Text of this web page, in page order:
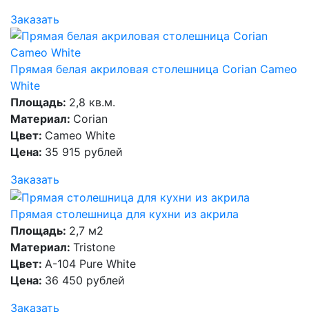
Заказать
Прямая белая акриловая столешница Corian Cameo
White
Площадь: 2,8 кв.м.
Материал: Corian
Цвет: Cameo White
Цена: 35 915 рублей
Заказать
Прямая столешница для кухни из акрила
Площадь: 2,7 м2
Материал: Tristone
Цвет: А-104 Pure White
Цена: 36 450 рублей
Заказать